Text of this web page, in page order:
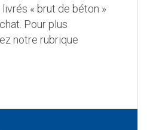
« brut de béton »
Pour plus
notre rubrique